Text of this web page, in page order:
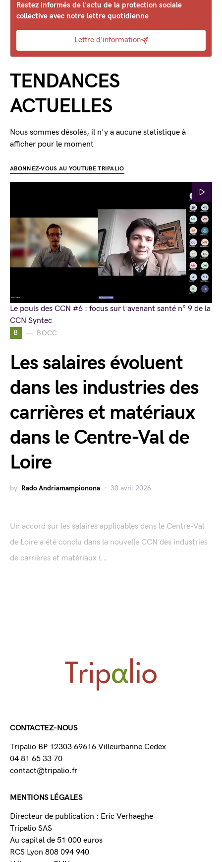
B BOCC
Les salaires évoluent
dans les industries des
carrières et matériaux
dans le Centre-Val de
Loire
by Rado Andriamampionona 30 avril 2026
Un accord sur les salaires applicables dans le Centre-Val
de Loire a été conclu dans la nouvelle CCN des industries
de carrières et matériaux (...
Restez informés de l'actu de la protection sociale
collective avec notre lettre quotidienne
Lettre d'information
TENDANCES
ACTUELLES
Nous sommes désolés, il n'y a aucune statistique à
afficher pour le moment
ABONNEZ-VOUS AU YOUTUBE TRIPALIO
Le pouls des CCN #6 : focus sur l'avenant santé n° 9 de la
CCN Syntec
CONTACTEZ-NOUS
Tripalio BP 12303 69616 Villeurbanne Cedex
04 81 65 33 70
contact@tripalio.fr
MENTIONS LÉGALES
Directeur de publication : Eric Verhaeghe
Tripalio SAS
Au capital de 51 000 euros
RCS Lyon 808 094 940